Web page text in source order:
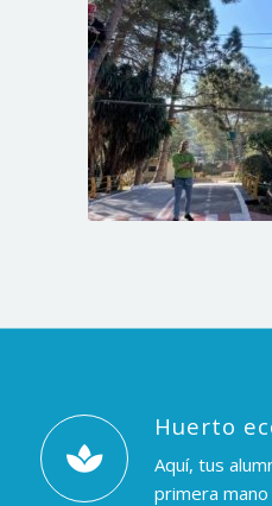
Huerto
Aquí, tus
primera